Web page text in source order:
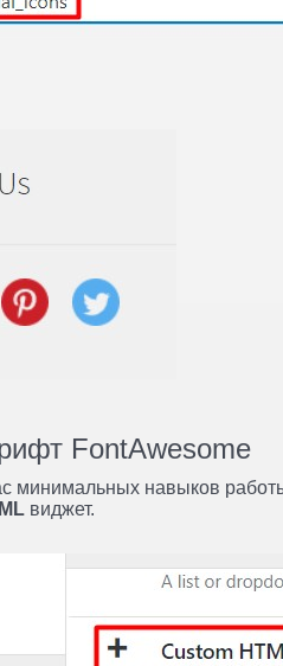
FontAwesome
минимальных навыков
виджет.